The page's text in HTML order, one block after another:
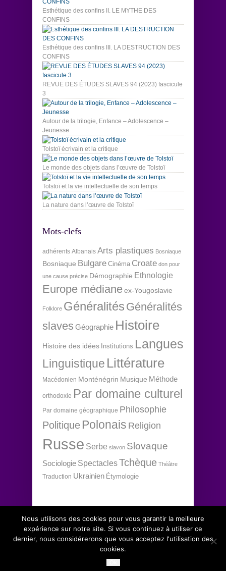
Esthétique des confins II. LE MYTHE DES
CONFINS
Esthétique des confins III. LA DESTRUCTION DES
CONFINS
REVUE DES ÉTUDES SLAVES 94 (2023) fascicule
3
Autour de la trilogie, Enfance – Adolescence –
Jeunesse
Tolstoï écrivain et la critique
Le monde des objets dans l’œuvre de Tolstoï
Tolstoï et la vie intellectuelle de son temps
La nature dans l’œuvre de Tolstoï
Mots-clefs
adhérents Albanais Arts plastiques Bosniaque
Bosniaque Bulgare Cinéma Croate don pour
une cause précise Démographie Ethnologie
Europe médianeex-Yougoslavie
Folklore Généralités Généralités
slaves Géographie Histoire
Histoire des idées Institutions Langues
Linguistique Littérature
Macédonien Monténégrin Musique Méthode
orthodoxie Par domaine culturel
Par domaine géographique Philosophie
Politique Polonais Religion
Russe Serbe slavon Slovaque
Sociologie SpectaclesTchèque Théâtre
Traduction Ukrainien Étymologie
Copyright 2012 Institut d'études slaves, tous
Conditions générales de vente
Nous utilisons des cookies pour vous garantir la meilleure
expérience sur notre site. Si vous continuez à utiliser ce
dernier, nous considérerons que vous acceptez l'utilisation des
cookies.